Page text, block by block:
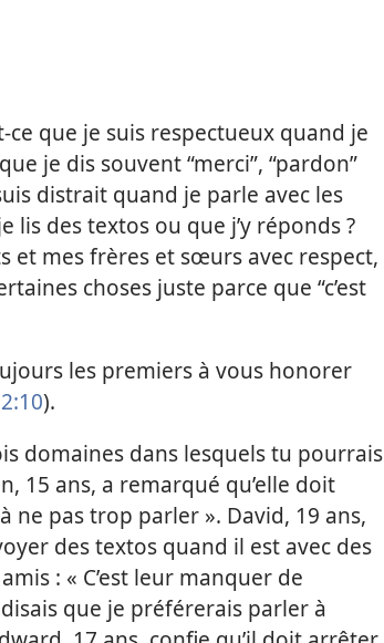
que je suis respectueux quand je
je dis souvent “merci”, “pardon”
distrait quand je parle avec les
des textos ou que j’y réponds ?
et mes frères et sœurs avec respect,
choses juste parce que “c’est
les premiers à vous honorer
).
domaines dans lesquels tu pourrais
15 ans, a remarqué qu’elle doit
ne pas trop parler ». David, 19 ans,
des textos quand il est avec des
: « C’est leur manquer de
que je préférerais parler à